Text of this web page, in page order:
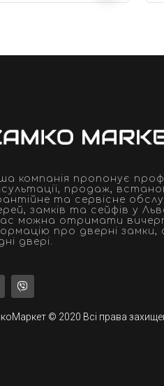
компанія пропонує
продаж,
та сервісне
замків та сейфів у
можна отримати
про дверні
двері.
© 2020 Всі права